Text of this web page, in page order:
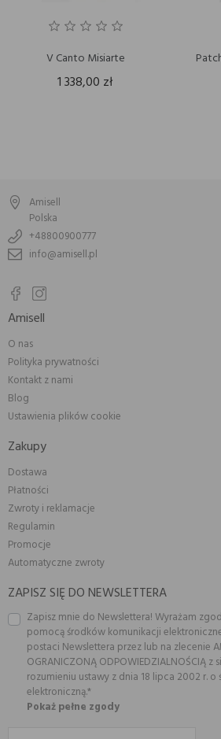
V Canto Misiarte
1 338,00 zł
Amisell
Polska
+48800900777
info@amisell.pl
Amisell
O nas
Polityka prywatności
Kontakt z nami
Blog
Ustawienia plików cookie
Zakupy
Dostawa
Płatności
Zwroty i reklamacje
Regulamin
Promocje
Automatyczne zwroty
ZAPISZ SIĘ DO NEWSLETTERA
Zapisz mnie do Newslettera! Wyrażam
pomocą środków komunikacji
postaci Newslettera przez lub na zlecenie
OGRANICZONĄ ODPOWIEDZIALNOŚCIĄ
rozumieniu ustawy z dnia 18 lipca 2002 r.
elektroniczną.*
Pokaż pełne zgody